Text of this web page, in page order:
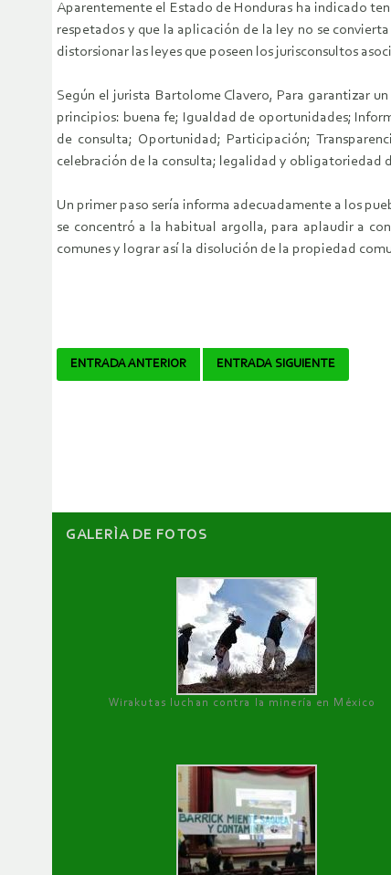
Aparentemente el Estado de Honduras ha indicado
respetados y que la aplicación de la ley no se
distorsionar las leyes que poseen los jurisconsultos
Según el jurista Bartolome Clavero, Para garantizar
principios: buena fe; Igualdad de oportunidades;
de consulta; Oportunidad; Participación;
celebración de la consulta; legalidad y obligatoriedad
Un primer paso sería informa adecuadamente a los
se concentró a la habitual argolla, para aplaudir a
comunes y lograr así la disolución de la propiedad
Navegador
ENTRADA ANTERIOR ENTRADA SIGUIENTE
GALERÌA DE FOTOS
Wirakutas luchan contra la minería en México